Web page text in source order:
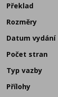
Překlad
Rozměry
Datum vydání
Počet stran
Typ vazby
Přílohy